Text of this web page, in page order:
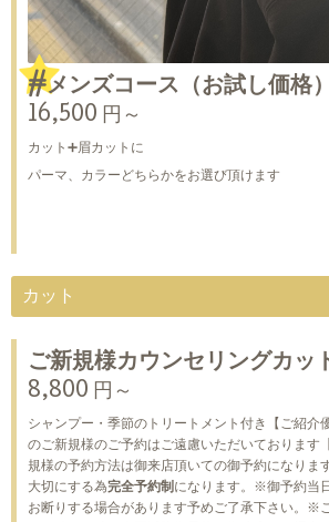
#メンズコース（お試し価格）
16,500 円～
カット➕眉カットに
パーマ、カラーどちらかをお選び頂けます
カット
ご新規様カウンセリングカッ
8,800 円～
シャンプー・季節のトリートメント付き【ご紹
のご新規様のご予約はご遠慮いただいておりま
規様の予約方法は御来店頂いての御予約になりま
大切にする為完全予約制になります。※御予約当
お断りする場合があります予めご了承下さい。※